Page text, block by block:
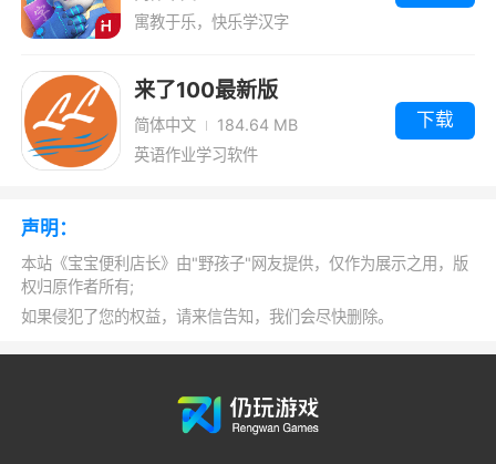
寓教于乐，快乐学汉字
来了100最新版
简体中文
184.64 MB
英语作业学习软件
下载
声明：
本站《宝宝便利店长》由"野孩子"网友提供，仅作为展示之用，版
权归原作者所有;
如果侵犯了您的权益，请来信告知，我们会尽快删除。